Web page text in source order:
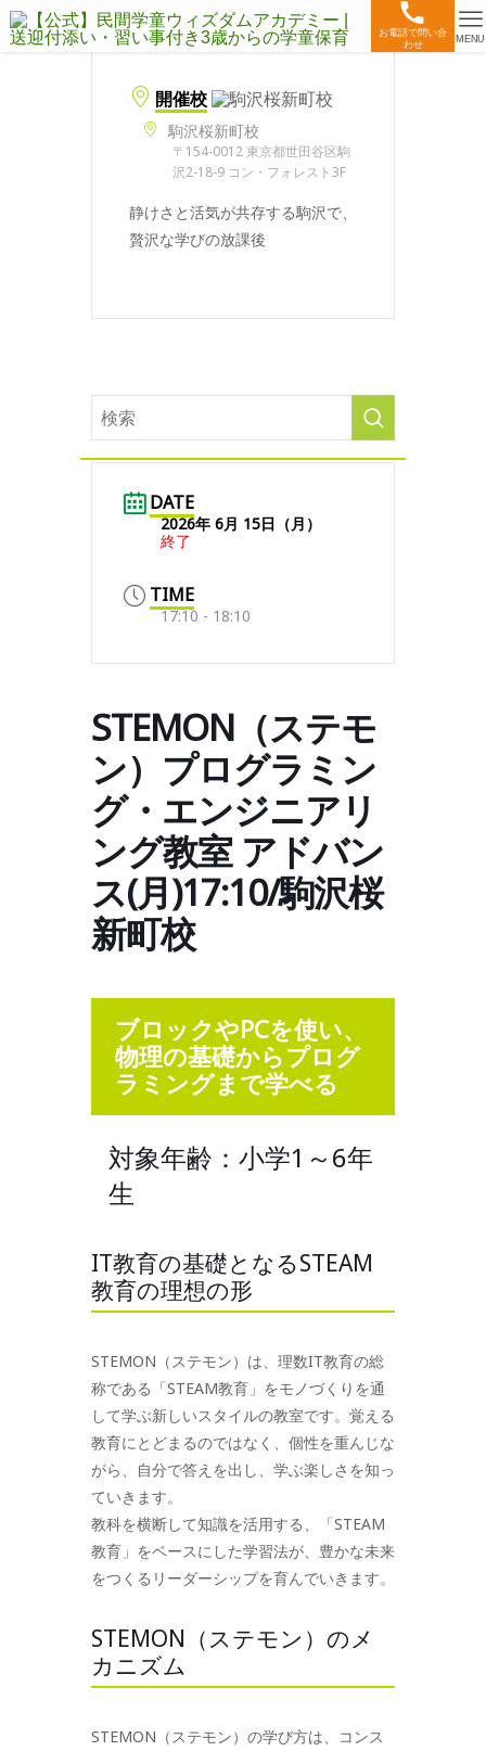
お電話で問い合
わせ
MENU
開催校
駒沢桜新町校
〒154-0012 東京都世田谷区駒
沢2-18-9 コン・フォレスト3F
静けさと活気が共存する駒沢で、
贅沢な学びの放課後
DATE
2026年 6月 15日（月）
終了
TIME
17:10 - 18:10
STEMON（ステモ
ン）プログラミン
グ・エンジニアリ
ング教室 アドバン
ス(月)17:10/駒沢桜
新町校
ブロックやPCを使い、
物理の基礎からプログ
ラミングまで学べる
対象年齢：小学1～6年
生
IT教育の基礎となるSTEAM
教育の理想の形
STEMON（ステモン）は、理数IT教育の総
称である「STEAM教育」をモノづくりを通
して学ぶ新しいスタイルの教室です。覚える
教育にとどまるのではなく、個性を重んじな
がら、自分で答えを出し、学ぶ楽しさを知っ
ていきます。
教科を横断して知識を活用する、「STEAM
教育」をベースにした学習法が、豊かな未来
をつくるリーダーシップを育んでいきます。
STEMON（ステモン）のメ
カニズム
STEMON（ステモン）の学び方は、コンス